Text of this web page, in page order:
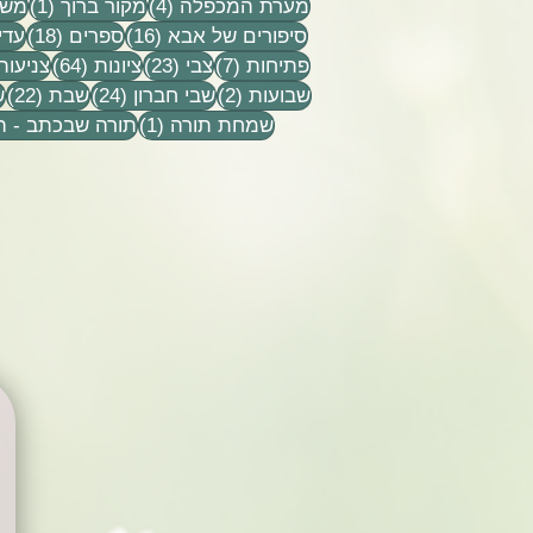
מערת המכפלה (4) 4 פוסטיםמקור ברוך (1)
סיפורים של אבא (16) 16 פוסטים
ספרים (18) 18 פוסטים
פתיחות (7) 7 פוסטיםצבי (23) 23 פוסטים
ציונות (64) 64 פוסטים
שבועות (2) 2 פוסטיםשבי חברון (24) 24 פוסטים
שבת (22)
שמחת תורה (1) פוסט 1
תורה שבכתב -